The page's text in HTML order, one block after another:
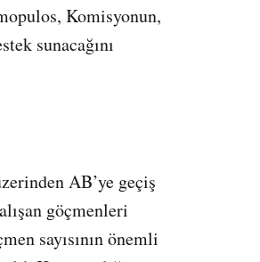
Komisyonun,
sunacağını
AB’ye geçiş
göçmenleri
sayısının önemli